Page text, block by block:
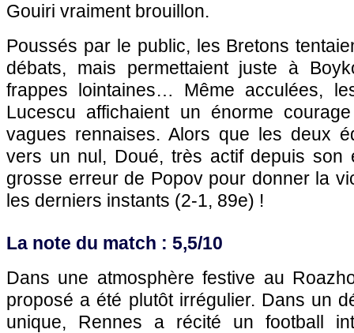
Gouiri vraiment brouillon.
Poussés par le public, les Bretons
débats, mais permettaient juste à
frappes lointaines… Même acculées,
Lucescu affichaient un énorme
vagues rennaises. Alors que les deux
vers un nul, Doué, très actif depuis son
grosse erreur de Popov pour donner la
les derniers instants (2-1, 89e) !
La note du match : 5,5/10
Dans une atmosphère festive au
proposé a été plutôt irrégulier. Dans un
unique, Rennes a récité un football